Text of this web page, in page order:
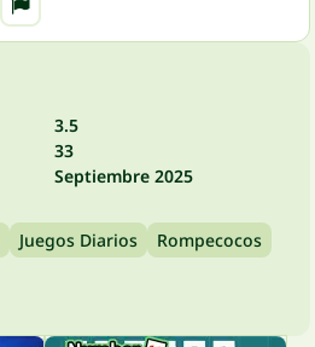
3.5
33
Septiembre 2025
Juegos Diarios
Rompecocos